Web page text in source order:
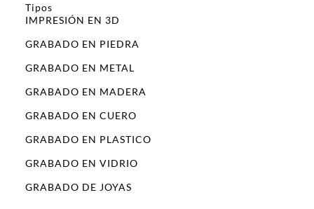
Tipos
IMPRESIÓN EN 3D
GRABADO EN PIEDRA
GRABADO EN METAL
GRABADO EN MADERA
GRABADO EN CUERO
GRABADO EN PLASTICO
GRABADO EN VIDRIO
GRABADO DE JOYAS